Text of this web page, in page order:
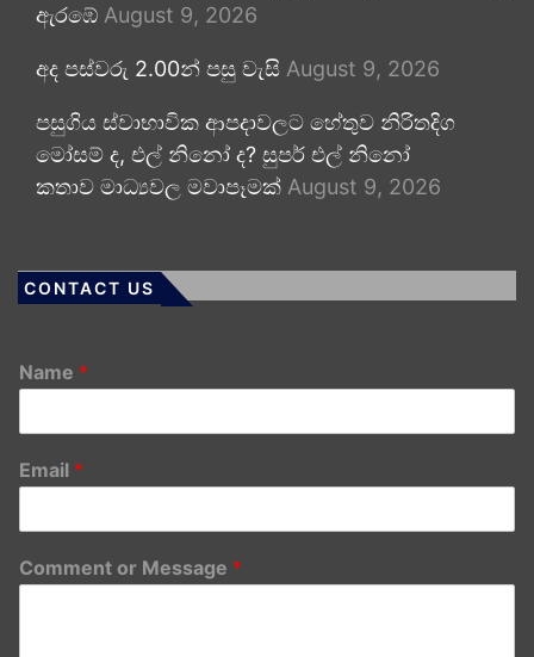
ඇරඹේ August 9, 2026
අද පස්වරු 2.00න් පසු වැසි August 9, 2026
පසුගිය ස්වාභාවික ආපදාවලට හේතුව නිරිතදිග
මෝසම් ද, එල් නිනෝ ද? සුපර් එල් නිනෝ
කතාව මාධ්‍යවල මවාපෑමක් August 9, 2026
CONTACT US
Name *
Email *
Comment or Message *